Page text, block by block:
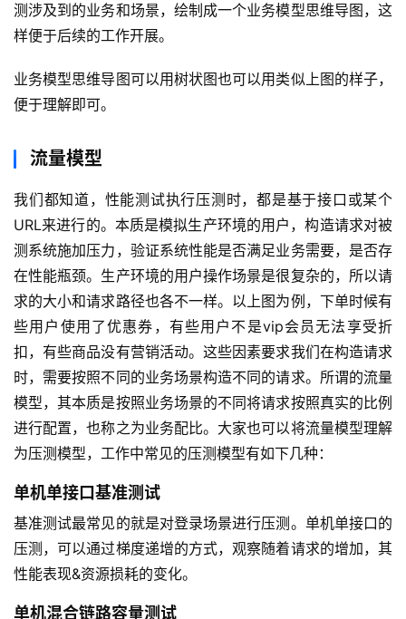
测涉及到的业务和场景，绘制成一个业务模型思维导图，这
样便于后续的工作开展。
业务模型思维导图可以用树状图也可以用类似上图的样子，
便于理解即可。
流量模型
我们都知道，性能测试执行压测时，都是基于接口或某个
URL来进行的。本质是模拟生产环境的用户，构造请求对被
测系统施加压力，验证系统性能是否满足业务需要，是否存
在性能瓶颈。生产环境的用户操作场景是很复杂的，所以请
求的大小和请求路径也各不一样。以上图为例，下单时候有
些用户使用了优惠券，有些用户不是vip会员无法享受折
扣，有些商品没有营销活动。这些因素要求我们在构造请求
时，需要按照不同的业务场景构造不同的请求。所谓的流量
模型，其本质是按照业务场景的不同将请求按照真实的比例
进行配置，也称之为业务配比。大家也可以将流量模型理解
为压测模型，工作中常见的压测模型有如下几种：
单机单接口基准测试
基准测试最常见的就是对登录场景进行压测。单机单接口的
压测，可以通过梯度递增的方式，观察随着请求的增加，其
性能表现&资源损耗的变化。
单机混合链路容量测试